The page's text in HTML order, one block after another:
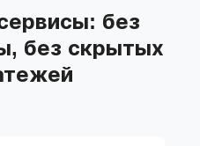
сервисов
без
без скрытых